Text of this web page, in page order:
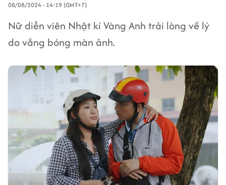
08/08/2024 - 14:19 (GMT+7)
Nữ diễn viên Nhật kí Vàng Anh trải lòng về lý
do vắng bóng màn ảnh.